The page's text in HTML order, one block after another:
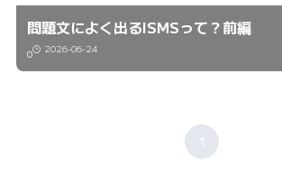
問題文によく出るISMSって？前編
0 2026-06-24
1